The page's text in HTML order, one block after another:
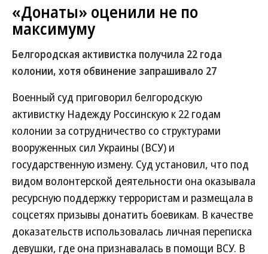
«Донаты» оценили не по
максимуму
Белгородская активистка получила 22 года
колонии, хотя обвинение запрашивало 27
Военный суд приговорил белгородскую
активистку Надежду Россинскую к 22 годам
колонии за сотрудничество со структурами
вооруженных сил Украины (ВСУ) и
государственную измену. Суд установил, что под
видом волонтерской деятельности она оказывала
ресурсную поддержку террористам и размещала в
соцсетях призывы донатить боевикам. В качестве
доказательств использовалась личная переписка
девушки, где она признавалась в помощи ВСУ. В